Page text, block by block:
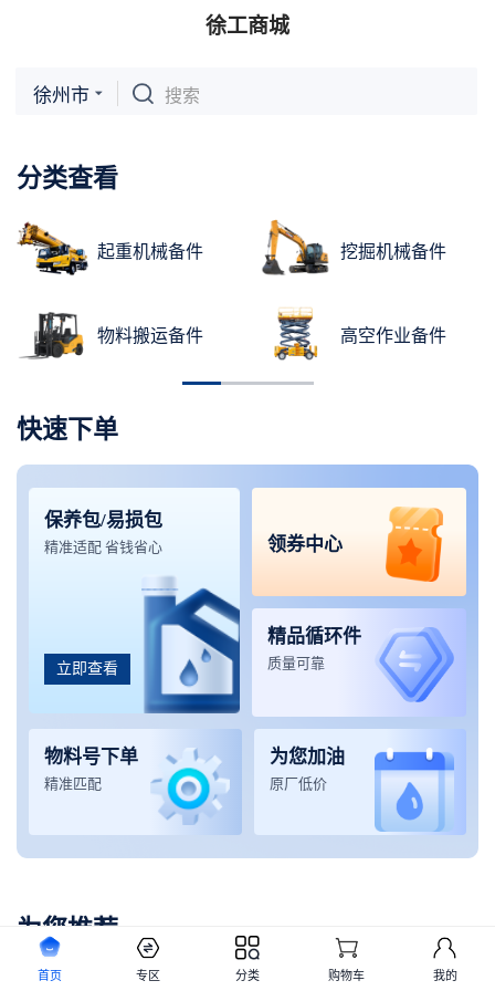
徐工商城
徐州市 搜索
分类查看
起重机械备件
物料搬运备件
挖掘机械备件
高空作业备件
快速下单
保养包/易损包
精准适配 省钱省心
立即查看
领券中心
精品循环件
质量可靠
物料号下单
精准匹配
为您加油
原厂低价
为您推荐
首页 专区 分类 购物车 我的